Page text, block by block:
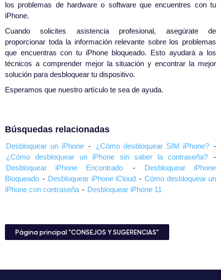
los problemas de hardware o software que encuentres con tu
iPhone.
Cuando solicites asistencia profesional, asegúrate de
proporcionar toda la información relevante sobre los problemas
que encuentras con tu iPhone bloqueado. Esto ayudará a los
técnicos a comprender mejor la situación y encontrar la mejor
solución para desbloquear tu dispositivo.
Esperamos que nuestro artículo te sea de ayuda.
Búsquedas relacionadas
Desbloquear un iPhone - ¿Cómo desbloquear SIM iPhone? -
¿Cómo desbloquear un iPhone sin saber la contraseña?
-
Desbloquear iPhone Encontrado
-
Desbloquear iPhone
Bloqueado - Desbloquear iPhone iCloud - Cómo desbloquear un
iPhone con contraseña - Desbloquear iPhone 11
Página principal "CONSEJOS Y SUGERENCIAS"